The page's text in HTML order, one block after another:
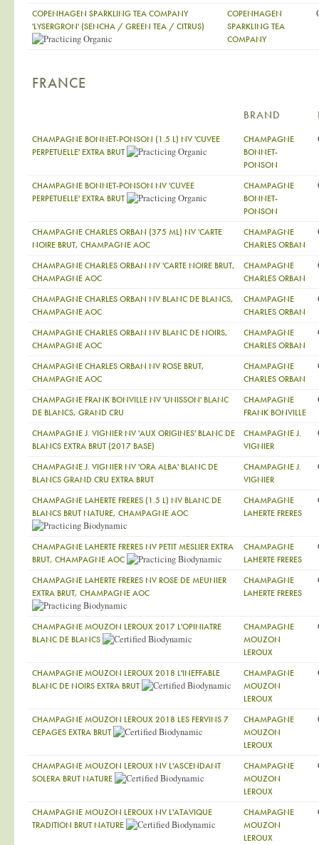
COPENHAGEN SPARKLING TEA COMPANY
'LYSERGRON' (SENCHA / GREEN TEA / CITRUS)
COPENHAGEN
SPARKLING TEA
COMPANY
FRANCE
BRAND
CHAMPAGNE BONNET-PONSON (1.5 L) NV 'CUVEE
PERPETUELLE' EXTRA BRUT
CHAMPAGNE
BONNET-
PONSON
CHAMPAGNE BONNET-PONSON NV 'CUVEE
PERPETUELLE' EXTRA BRUT
CHAMPAGNE
BONNET-
PONSON
CHAMPAGNE CHARLES ORBAN (375 ML) NV 'CARTE
NOIRE BRUT, CHAMPAGNE AOC
CHAMPAGNE
CHARLES ORBAN
CHAMPAGNE CHARLES ORBAN NV 'CARTE NOIRE BRUT,
CHAMPAGNE AOC
CHAMPAGNE
CHARLES ORBAN
CHAMPAGNE CHARLES ORBAN NV BLANC DE BLANCS,
CHAMPAGNE AOC
CHAMPAGNE
CHARLES ORBAN
CHAMPAGNE CHARLES ORBAN NV BLANC DE NOIRS,
CHAMPAGNE AOC
CHAMPAGNE
CHARLES ORBAN
CHAMPAGNE CHARLES ORBAN NV ROSE BRUT,
CHAMPAGNE AOC
CHAMPAGNE
CHARLES ORBAN
CHAMPAGNE FRANK BONVILLE NV 'UNISSON' BLANC
DE BLANCS, GRAND CRU
CHAMPAGNE
FRANK BONVILLE
CHAMPAGNE J. VIGNIER NV 'AUX ORIGINES' BLANC DE
BLANCS EXTRA BRUT (2017 BASE)
CHAMPAGNE J.
VIGNIER
CHAMPAGNE J. VIGNIER NV 'ORA ALBA' BLANC DE
BLANCS GRAND CRU EXTRA BRUT
CHAMPAGNE J.
VIGNIER
CHAMPAGNE LAHERTE FRERES (1.5 L) NV BLANC DE
BLANCS BRUT NATURE, CHAMPAGNE AOC
CHAMPAGNE
LAHERTE FRERES
CHAMPAGNE LAHERTE FRERES NV PETIT MESLIER EXTRA
BRUT, CHAMPAGNE AOC
CHAMPAGNE
LAHERTE FRERES
CHAMPAGNE LAHERTE FRERES NV ROSE DE MEUNIER
EXTRA BRUT, CHAMPAGNE AOC
CHAMPAGNE
LAHERTE FRERES
CHAMPAGNE MOUZON LEROUX 2017 L'OPINIATRE
BLANC DE BLANCS
CHAMPAGNE
MOUZON
LEROUX
CHAMPAGNE MOUZON LEROUX 2018 L'INEFFABLE
BLANC DE NOIRS EXTRA BRUT
CHAMPAGNE
MOUZON
LEROUX
CHAMPAGNE MOUZON LEROUX 2018 LES FERVINS 7
CEPAGES EXTRA BRUT
CHAMPAGNE
MOUZON
LEROUX
CHAMPAGNE MOUZON LEROUX NV L'ASCENDANT
SOLERA BRUT NATURE
CHAMPAGNE
MOUZON
LEROUX
CHAMPAGNE MOUZON LEROUX NV L'ATAVIQUE
TRADITION BRUT NATURE
CHAMPAGNE
MOUZON
LEROUX